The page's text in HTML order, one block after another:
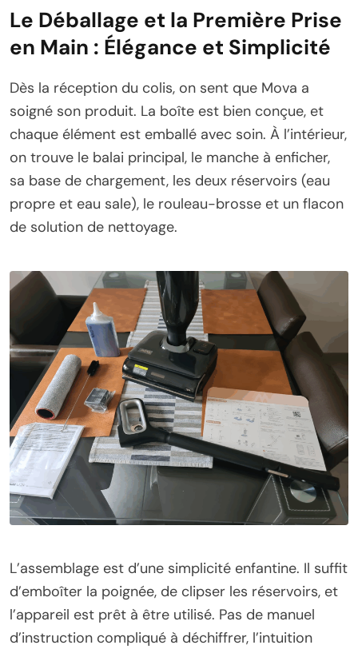
Le Déballage et la Première Prise
en Main : Élégance et Simplicité
Dès la réception du colis, on sent que Mova a
soigné son produit. La boîte est bien conçue, et
chaque élément est emballé avec soin. À l’intérieur,
on trouve le balai principal, le manche à enficher,
sa base de chargement, les deux réservoirs (eau
propre et eau sale), le rouleau-brosse et un flacon
de solution de nettoyage.
L’assemblage est d’une simplicité enfantine. Il suffit
d’emboîter la poignée, de clipser les réservoirs, et
l’appareil est prêt à être utilisé. Pas de manuel
d’instruction compliqué à déchiffrer, l’intuition